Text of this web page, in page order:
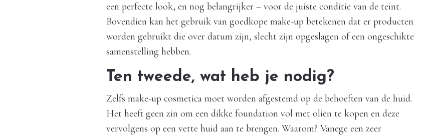
een perfecte look, en nog belangrijker – voor de juiste conditie van de teint.
Bovendien kan het gebruik van goedkope make-up betekenen dat er producten
worden gebruikt die over datum zijn, slecht zijn opgeslagen of een ongeschikte
samenstelling hebben.
Ten tweede, wat heb je nodig?
Zelfs make-up cosmetica moet worden afgestemd op de behoeften van de huid.
Het heeft geen zin om een dikke foundation vol met oliën te kopen en deze
vervolgens op een vette huid aan te brengen. Waarom? Vanege een zeer